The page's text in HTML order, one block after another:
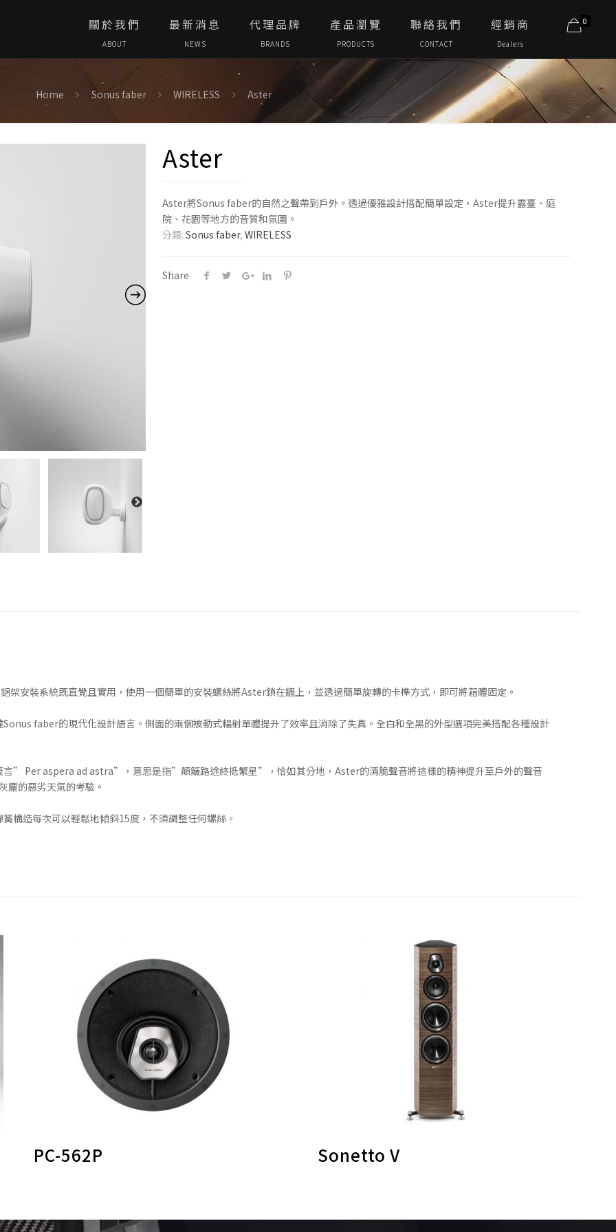
關於我們
ABOUT
最新消息
NEWS
代理品牌
BRANDS
產品瀏覽
PRODUCTS
聯絡我們
CONTACT
經銷商
Dealers
0
Home Sonus faber WIRELESS Aster
Aster
Aster將Sonus faber的自然之聲帶到戶外。透過優雅設計搭配簡單設定，Aster提升露臺、庭
院、花園等地方的音質和氛圍。
分類:Sonus faber,WIRELESS
Share
安裝系統既直覺且實用，使用一個簡單的安裝螺絲將Aster鎖在牆上，並透過簡單旋轉的卡榫方式，即可將箱體固定。
faber的現代化設計語言。側面的兩個被動式輻射單體提升了效率且消除了失真。全白和全黑的外型選項完美搭配各種設計
言” Per aspera ad astra”，意思是指”顛簸路途終抵繁星”，恰如其分地，Aster的清脆聲音將這樣的精神提升至戶外的聲音
塵的惡劣天氣的考驗。
構造每次可以輕鬆地傾斜15度，不須調整任何螺絲。
PC-562P Sonetto V